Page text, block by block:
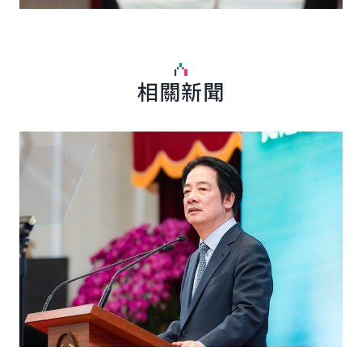
相關新聞
詳細內容
詳